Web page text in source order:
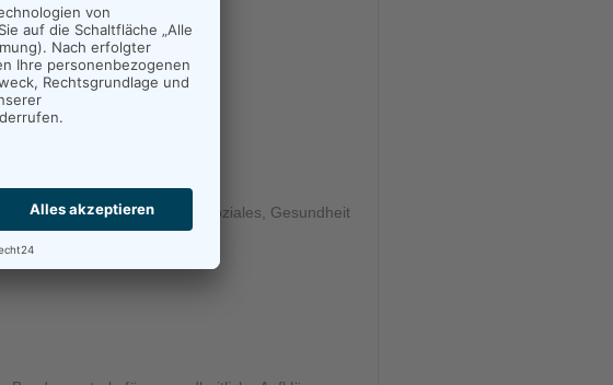
im Ministerium für Soziales, Gesundheit